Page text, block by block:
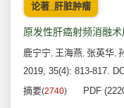
论著_肝脏肿瘤
原发性肝癌射频消融
鹿宁宁, 王海燕, 张英华,
2019, 35(4): 813-817.
摘要(2740) PDF